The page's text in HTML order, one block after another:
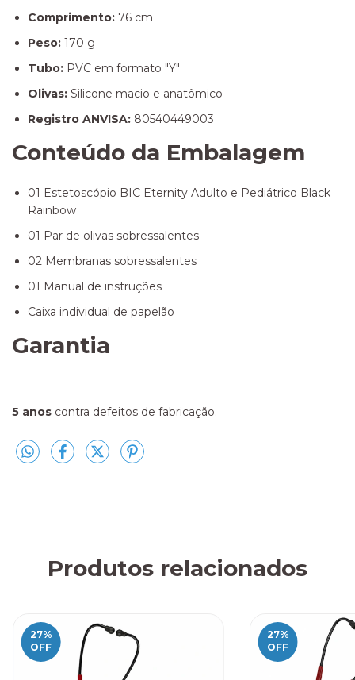
Comprimento: 76 cm
Peso: 170 g
Tubo: PVC em formato "Y"
Olivas: Silicone macio e anatômico
Registro ANVISA: 80540449003
Conteúdo da Embalagem
01 Estetoscópio BIC Eternity Adulto e Pediátrico Black
Rainbow
01 Par de olivas sobressalentes
02 Membranas sobressalentes
01 Manual de instruções
Caixa individual de papelão
Garantia
5 anos contra defeitos de fabricação.
Produtos relacionados
27%
OFF
27%
OFF